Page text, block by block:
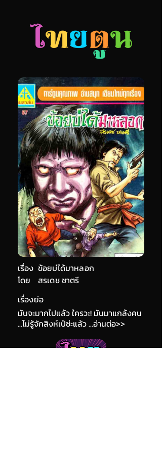
เรื่อง ข้อยบ่ได้มาหลอก
สรเดช ชาตรี
โดย
เรื่องย่อ
มันจะมากไปแล้ว ใครวะ! มันมาแกล้งคน
...ไม่รู้จักสิงห์เป๋ซ่ะแล้ว ...อ่านต่อ>>